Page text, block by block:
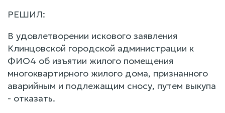
РЕШИЛ:
В удовлетворении искового заявления
Клинцовской городской администрации к
ФИО4 об изъятии жилого помещения
многоквартирного жилого дома, признанного
аварийным и подлежащим сносу, путем выкупа
- отказать.